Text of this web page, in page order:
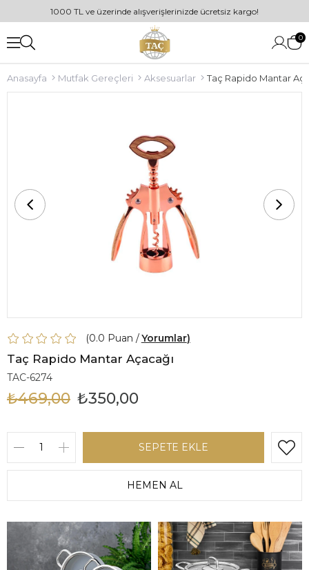
1000 TL ve üzerinde alışverişlerinizde ücretsiz kargo!
0
Anasayfa Mutfak Gereçleri Aksesuarlar Taç Rapido Mantar
0.0 Yorumlar
Taç Rapido Mantar Açacağı
TAC-6274
₺469,00 ₺350,00